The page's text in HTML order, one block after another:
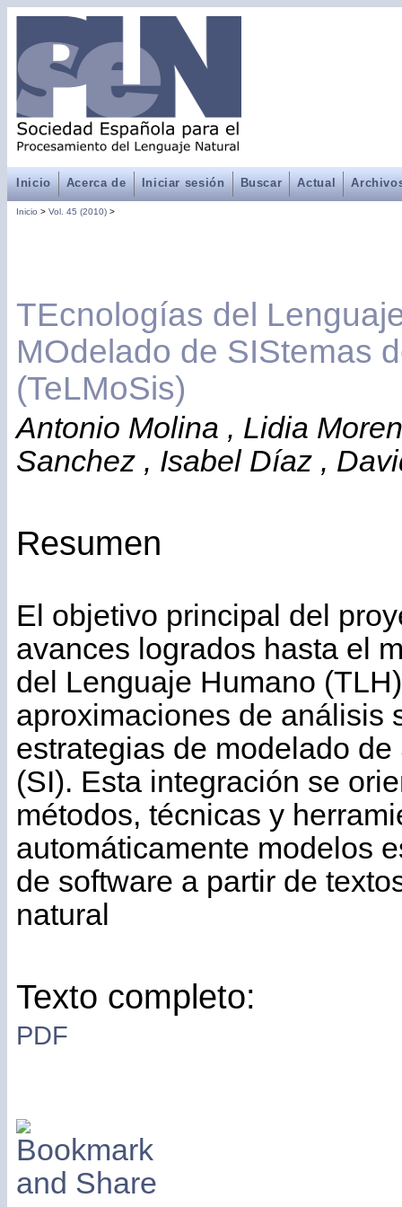
Inicio Acerca de Iniciar sesión Buscar Actual
Inicio > Vol. 45 (2010) >
TEcnologías del
MOdelado de SIStemas
(TeLMoSis)
Antonio Molina , Lidia
Sanchez , Isabel Díaz ,
Resumen
El objetivo principal del
avances logrados hasta el
del Lenguaje Humano
aproximaciones de análisis
estrategias de modelado
(SI). Esta integración se
métodos, técnicas y
automáticamente modelos
de software a partir de
natural
Texto completo:
PDF